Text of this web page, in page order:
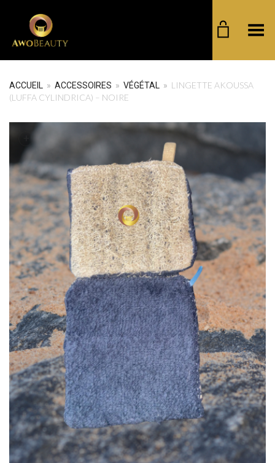
Basculer le menu
ACCUEIL » ACCESSOIRES » VÉGÉTAL » LINGETTE AKOUSSA
(LUFFA CYLINDRICA) – NOIRE